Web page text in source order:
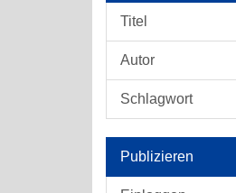
Titel
Autor
Schlagwort
Publizieren